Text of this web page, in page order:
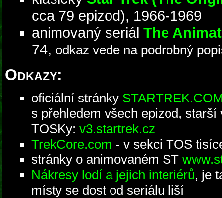
cca 79 epizod), 1966-1969
animovaný seriálThe
74, odkaz vede na podrobný
Odkazy:
oficiální stránky
s přehledem všech epizod,
TOSKy: v3.startrek.cz
TrekCore.com - v sekci TOS
stránky o animovaném ST
Nákresy lodí a jejich interiérů, je
místy se dost od seriálu liší